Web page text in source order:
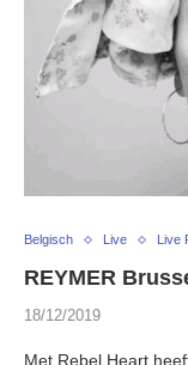
Belgisch Live Live
REYMER
18/12/2019
Met Rebel Heart